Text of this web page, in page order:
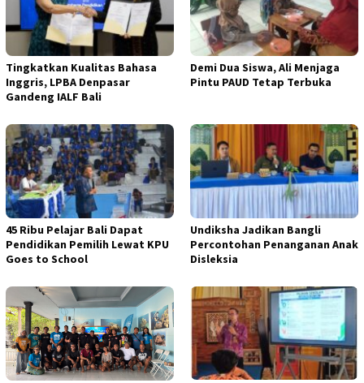
Tingkatkan Kualitas Bahasa
Inggris, LPBA Denpasar
Gandeng IALF Bali
Demi Dua Siswa, Ali Menjaga
Pintu PAUD Tetap Terbuka
45 Ribu Pelajar Bali Dapat
Pendidikan Pemilih Lewat KPU
Goes to School
Undiksha Jadikan Bangli
Percontohan Penanganan Anak
Disleksia